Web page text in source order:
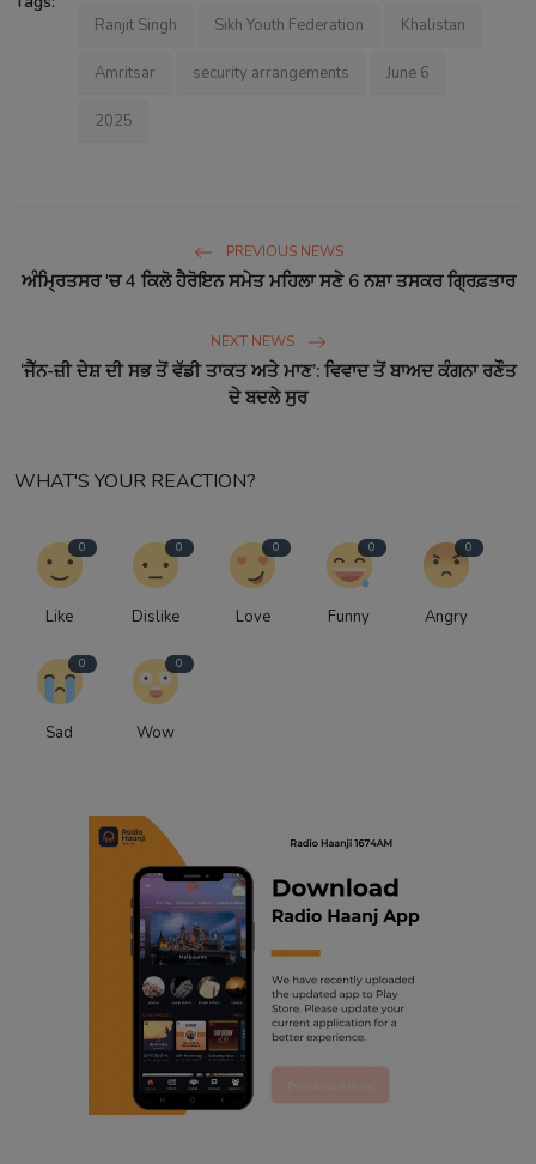
Ranjit Singh Sikh Youth Federation Khalistan
Amritsar security arrangements June 6
2025
PREVIOUS NEWS
ਅੰਮ੍ਰਿਤਸਰ 'ਚ 4 ਕਿਲੋ ਹੈਰੋਇਨ ਸਮੇਤ ਮਹਿਲਾ ਸਣੇ 6 ਨਸ਼ਾ ਤਸਕਰ ਗ੍ਰਿਫ਼ਤਾਰ
NEXT NEWS
‘ਜੈੱਨ-ਜ਼ੀ ਦੇਸ਼ ਦੀ ਸਭ ਤੋਂ ਵੱਡੀ ਤਾਕਤ ਅਤੇ ਮਾਣ’: ਵਿਵਾਦ ਤੋਂ ਬਾਅਦ ਕੰਗਨਾ ਰਣੌਤ
ਦੇ ਬਦਲੇ ਸੁਰ
WHAT'S YOUR REACTION?
0
Like
0
Dislike
0
Love
0
Funny
0
Angry
0
Sad
0
Wow